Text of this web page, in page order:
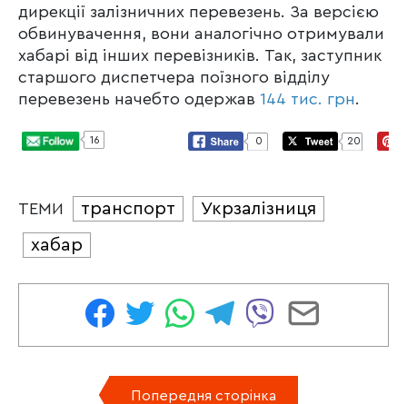
дирекції залізничних перевезень. За версією
обвинувачення, вони аналогічно отримували
хабарі від інших перевізників. Так, заступник
старшого диспетчера поїзного відділу
перевезень начебто одержав 144 тис. грн.
16 0 20
ТЕМИ транспорт
Укрзалізниця
хабар
Попередня сторінка